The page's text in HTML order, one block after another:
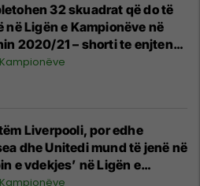
32 skuadrat që do të
në Ligën e Kampionëve në
2020/21 – shorti te enjten,
që duhet të dini
Liverpooli, por edhe
dhe Unitedi mund të jenë në
e vdekjes’ në Ligën e